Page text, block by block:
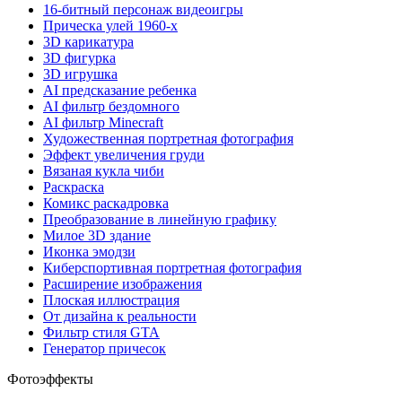
16-битный персонаж видеоигры
Прическа улей 1960-х
3D карикатура
3D фигурка
3D игрушка
AI предсказание ребенка
AI фильтр бездомного
AI фильтр Minecraft
Художественная портретная фотография
Эффект увеличения груди
Вязаная кукла чиби
Раскраска
Комикс раскадровка
Преобразование в линейную графику
Милое 3D здание
Иконка эмодзи
Киберспортивная портретная фотография
Расширение изображения
Плоская иллюстрация
От дизайна к реальности
Фильтр стиля GTA
Генератор причесок
Фотоэффекты